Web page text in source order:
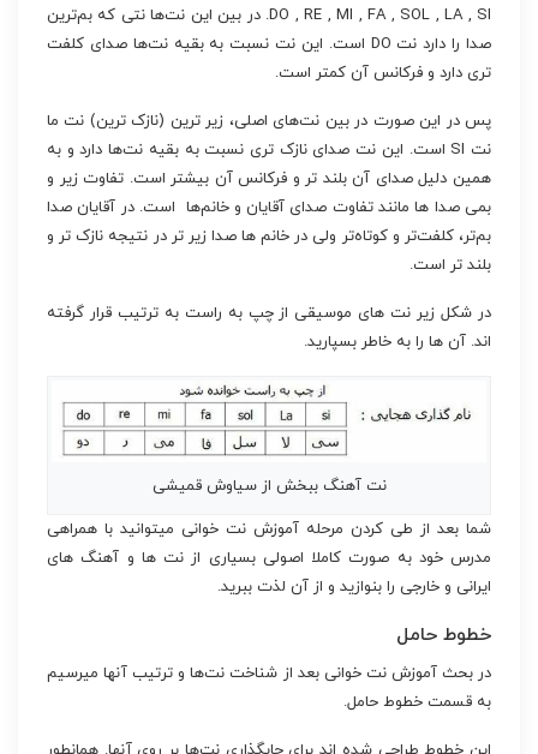
DO , RE , MI , FA , SOL , LA , SI. در بین این نت‌ها نتی که بم‌ترین
صدا را دارد نت DO است. این نت نسبت به بقیه نت‌ها صدای کلفت
تری دارد و فرکانس آن کمتر است.
پس در این صورت در بین نت‌های اصلی، زیر ترین (نازک ترین) نت ما
نت SI است. این نت صدای نازک تری نسبت به بقیه نت‌ها دارد و به
همین دلیل صدای آن بلند تر و فرکانس آن بیشتر است. تفاوت زیر و
بمی صدا ها مانند تفاوت صدای آقایان و خانم‌ها است. در آقایان صدا
بم‌تر، کلفت‌تر و کوتاه‌تر ولی در خانم ها صدا زیر تر در نتیجه نازک تر و
بلند تر است.
در شکل زیر نت های موسیقی از چپ به راست به ترتیب قرار گرفته
اند. آن ها را به خاطر بسپارید.
نت آهنگ ببخش از سیاوش قمیشی
شما بعد از طی کردن مرحله آموزش نت خوانی میتوانید با همراهی
مدرس خود به صورت کاملا اصولی بسیاری از نت ها و آهنگ های
ایرانی و خارجی را بنوازید و از آن لذت ببرید.
خطوط حامل
در بحث آموزش نت خوانی بعد از شناخت نت‌ها و ترتیب آنها میرسیم
به قسمت خطوط حامل.